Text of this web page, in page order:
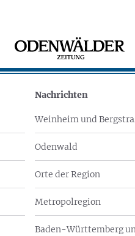
Nachrichten
Weinheim und
Odenwald
Orte der Region
Metropolregion
Baden-Württemberg